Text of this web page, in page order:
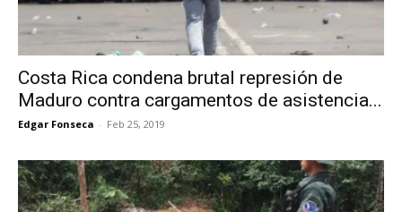
Costa Rica condena brutal represión de
Maduro contra cargamentos de asistencia...
Edgar Fonseca - Feb 25, 2019